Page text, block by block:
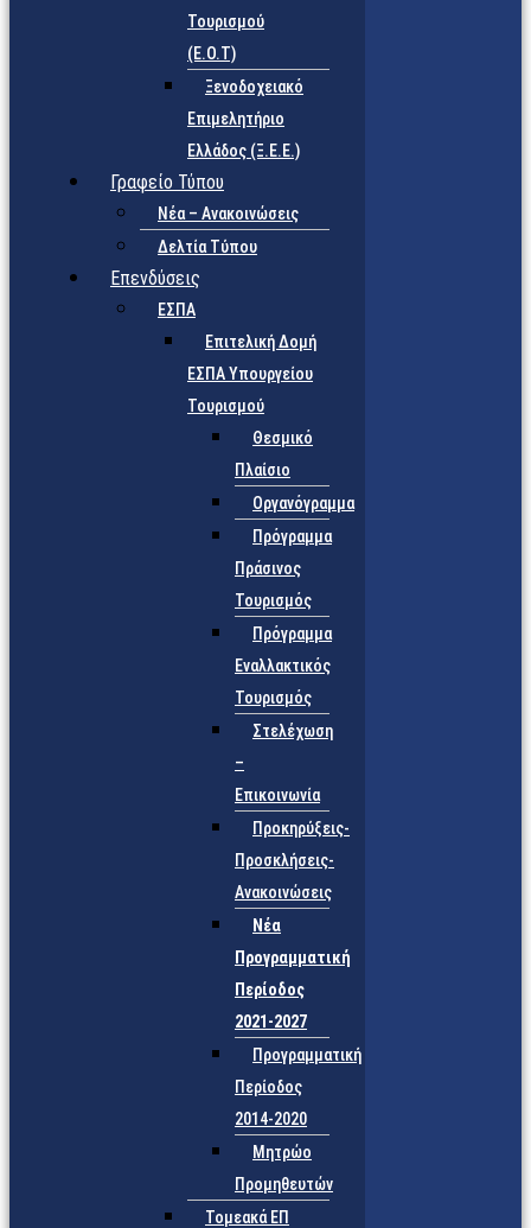
Τουρισμού
(Ε.Ο.Τ)
Ξενοδοχειακό
Επιμελητήριο
Ελλάδος (Ξ.Ε.Ε.)
Γραφείο Τύπου
Νέα – Ανακοινώσεις
Δελτία Τύπου
Επενδύσεις
ΕΣΠΑ
Επιτελική Δομή
ΕΣΠΑ Υπουργείου
Τουρισμού
Θεσμικό
Πλαίσιο
Οργανόγραμμα
Πρόγραμμα
Πράσινος
Τουρισμός
Πρόγραμμα
Εναλλακτικός
Τουρισμός
Στελέχωση
–
Επικοινωνία
Προκηρύξεις-
Προσκλήσεις-
Ανακοινώσεις
Νέα
Προγραμματική
Περίοδος
2021-2027
Προγραμματική
Περίοδος
2014-2020
Μητρώο
Προμηθευτών
Τομεακά ΕΠ